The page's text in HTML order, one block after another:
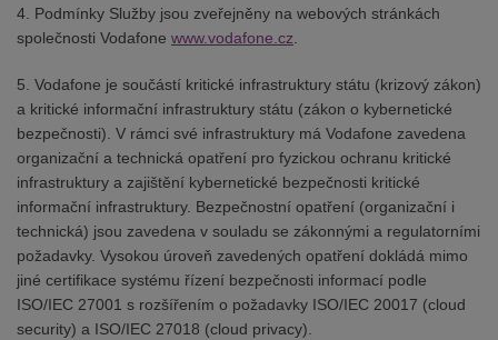
4. Podmínky Služby jsou zveřejněny na webových stránkách
společnosti Vodafone www.vodafone.cz
5. Vodafone je součástí kritické infrastruktury státu (krizový zákon)
a kritické informační infrastruktury státu (zákon o kybernetické
bezpečnosti). V rámci své infrastruktury má Vodafone zavedena
organizační a technická opatření pro fyzickou ochranu kritické
infrastruktury a zajištění kybernetické bezpečnosti kritické
informační infrastruktury. Bezpečnostní opatření (organizační i
technická) jsou zavedena v souladu se zákonnými a regulatorními
požadavky. Vysokou úroveň zavedených opatření dokládá mimo
jiné certifikace systému řízení bezpečnosti informací podle
ISO/IEC 27001 s rozšířením o požadavky ISO/IEC 20017 (cloud
security) a ISO/IEC 27018 (cloud privacy).